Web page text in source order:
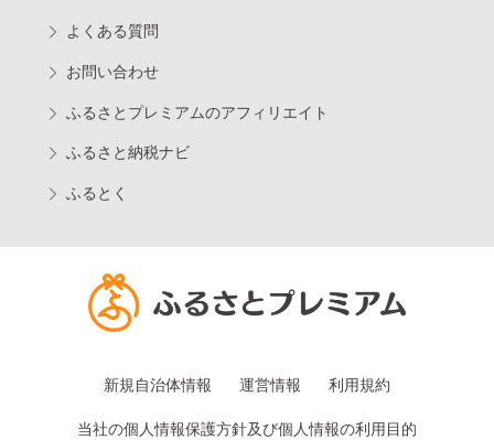
よくある質問
お問い合わせ
ふるさとプレミアムのアフィリエイト
ふるさと納税ナビ
ふるとく
新規自治体情報 運営情報 利用規約
当社の個人情報保護方針及び個人情報の利用目的